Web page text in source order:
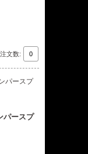
注文数:
ースプ